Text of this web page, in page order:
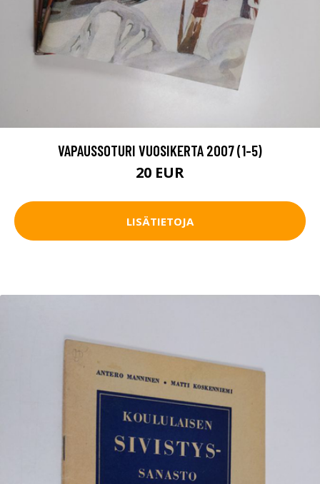
VAPAUSSOTURI VUOSIKERTA 2007 (1-5)
20 EUR
LISÄTIETOJA